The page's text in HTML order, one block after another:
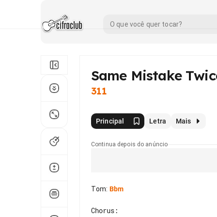
Same Mistake
311
Principal Letra Mais
Continua depois do anúncio
Tom: Bbm
Chorus: